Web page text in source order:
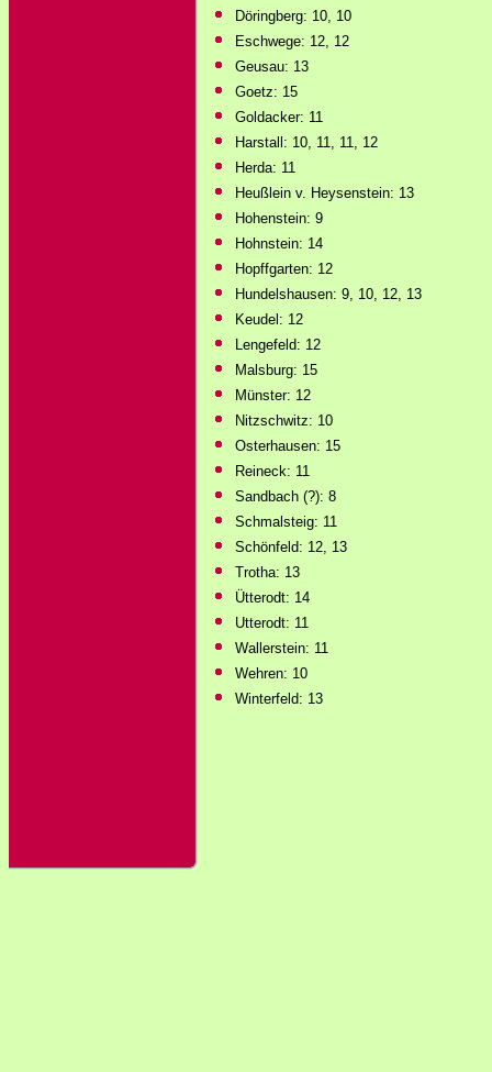
Döringberg: 10, 10
Eschwege: 12, 12
Geusau: 13
Goetz: 15
Goldacker: 11
Harstall: 10, 11, 11, 12
Herda: 11
Heußlein v. Heysenstein: 13
Hohenstein: 9
Hohnstein: 14
Hopffgarten: 12
Hundelshausen: 9, 10, 12, 13
Keudel: 12
Lengefeld: 12
Malsburg: 15
Münster: 12
Nitzschwitz: 10
Osterhausen: 15
Reineck: 11
Sandbach (?): 8
Schmalsteig: 11
Schönfeld: 12, 13
Trotha: 13
Ütterodt: 14
Utterodt: 11
Wallerstein: 11
Wehren: 10
Winterfeld: 13